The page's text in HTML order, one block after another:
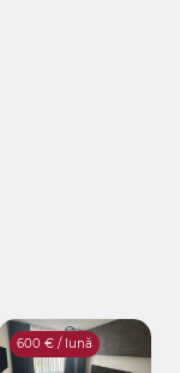
600 € / lună